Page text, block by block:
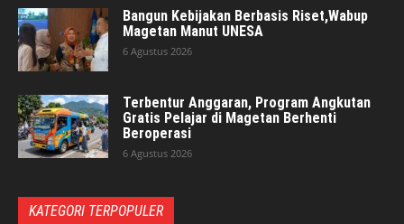
Bangun Kebijakan Berbasis Riset,Wabup
Magetan Manut UNESA
6 Agustus 2026
Terbentur Anggaran, Program Angkutan
Gratis Pelajar di Magetan Berhenti
Beroperasi
6 Agustus 2026
KATEGORI TERPOPULER